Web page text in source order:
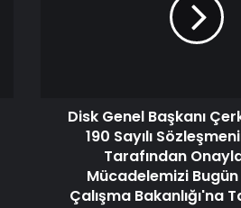
Disk Genel Başkanı
190 Sayılı
Tarafından
Mücadelemizi Bugün
Çalışma Bakanlığı'na